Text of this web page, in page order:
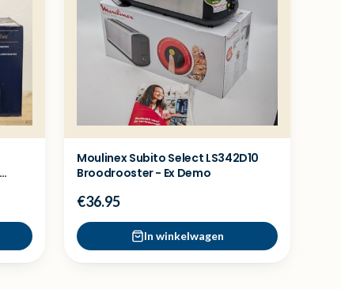
Moulinex Subito Select LS342D10
Broodrooster - Ex Demo
€36.95
In winkelwagen